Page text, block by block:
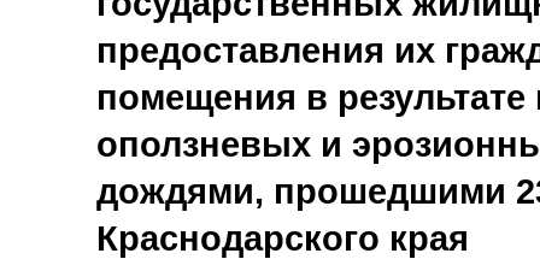
предоставления их
помещения в
оползневых и
дождями, прошедшими
Краснодарского края